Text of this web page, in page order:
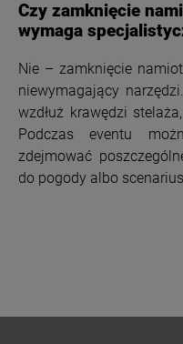
Czy zamknięcie
wymaga
Nie – zamknięcie
niewymagający
wzdłuż krawędzi
Podczas eventu
zdejmować
do pogody albo